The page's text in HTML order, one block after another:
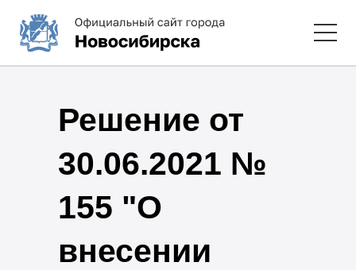
Решение от
30.06.2021 №
155 "О
внесении